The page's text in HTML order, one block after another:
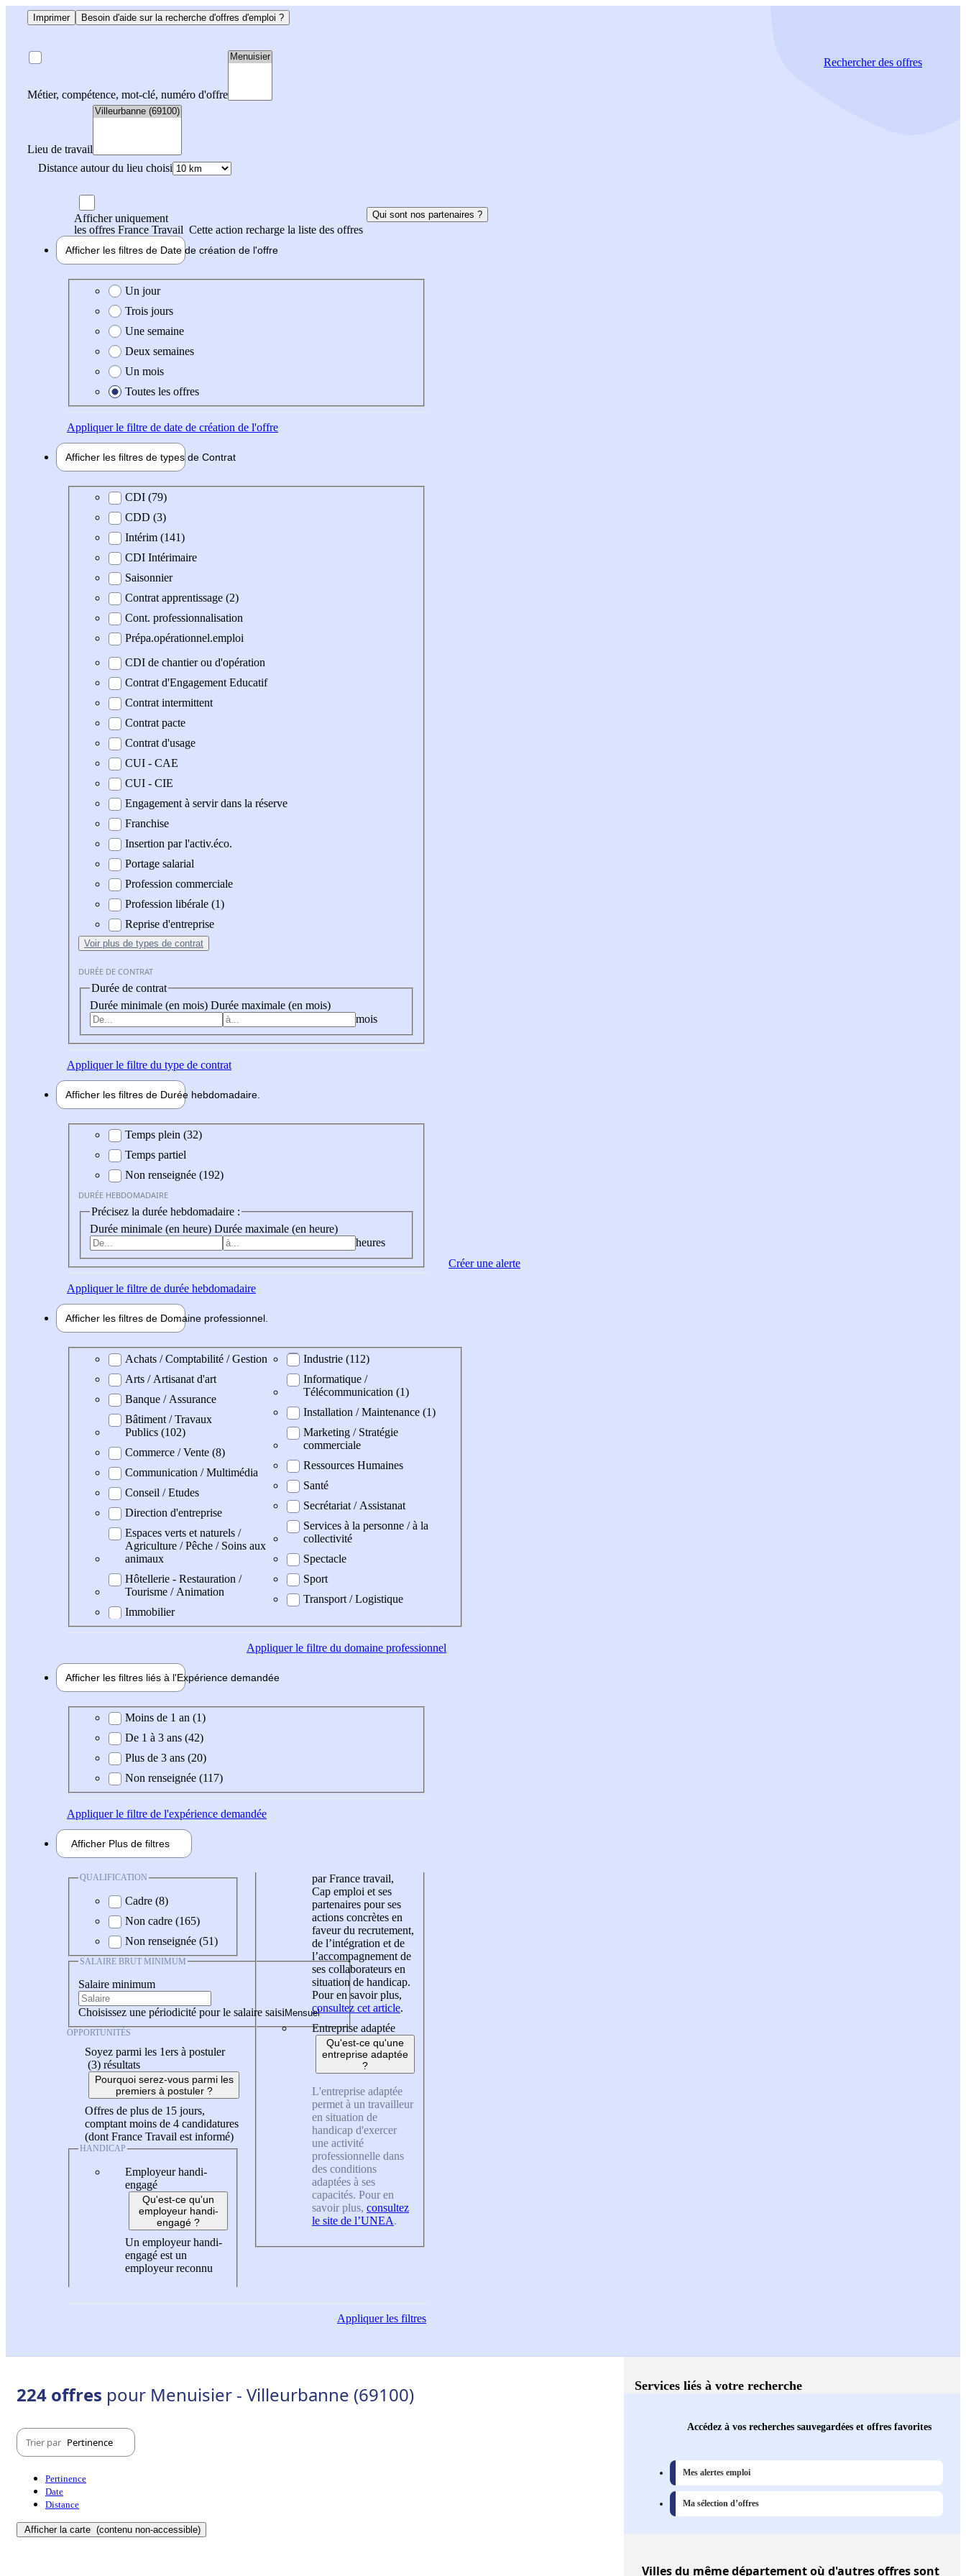
Imprimer Besoin d'aide sur la recherche d'offres d'emploi ?
Métier, compétence, mot-clé, numéro d'offre
Lieu de travail
Distance autour du lieu choisi
Rechercherdes offres
Afficher uniquement
les offres France Travail Cette action recharge la liste des offres
Qui sont nos partenaires ?
Afficher les filtres de Date de création de l'offre
Date de création de l'offre
Un jour
Trois jours
Une semaine
Deux semaines
Un mois
Toutes les offres
Appliquerle filtre de date de création de l'offre
Afficher les filtres de types de Contrat
Type de contratCDI (79)
CDD (3)
Intérim (141)
CDI Intérimaire
Saisonnier
Contrat apprentissage (2)
Cont. professionnalisation
Prépa.opérationnel.emploi
CDI de chantier ou d'opération
Contrat d'Engagement Educatif
Contrat intermittent
Contrat pacte
Contrat d'usage
CUI - CAE
CUI - CIE
Engagement à servir dans la réserve
Franchise
Insertion par l'activ.éco.
Portage salarial
Profession commerciale
Profession libérale (1)
Reprise d'entreprise
Voir plus de types de contrat
DURÉE DE CONTRAT
Durée de contrat
Durée minimale (en mois) Durée maximale (en mois)
mois
Appliquerle filtre du type de contrat
Afficher les filtres de Durée hebdomadaire
Durée hebdomadaire
Temps plein (32)
Temps partiel
Non renseignée (192)
DURÉE HEBDOMADAIRE
Précisez la durée hebdomadaire :
Durée minimale (en heure) Durée maximale (en heure)
heures
Appliquerle filtre de durée hebdomadaire
Afficher les filtres de Domaine professionnel
Domaine professionel
Achats / Comptabilité / Gestion
Arts / Artisanat d'art
Banque / Assurance
Bâtiment / Travaux
Publics (102)
Commerce / Vente (8)
Communication / Multimédia
Conseil / Etudes
Direction d'entreprise
Espaces verts et naturels /
Agriculture / Pêche / Soins aux
animaux
Hôtellerie - Restauration /
Tourisme / Animation
Immobilier
Industrie (112)
Informatique /
Télécommunication (1)
Installation / Maintenance (1)
Marketing / Stratégie
commerciale
Ressources Humaines
Santé
Secrétariat / Assistanat
Services à la personne / à la
collectivité
Spectacle
Sport
Transport / Logistique
Appliquerle filtre du domaine professionnel
Afficher les filtres liés à l'Expérience demandée
Expérience demandée
Moins de 1 an (1)
De 1 à 3 ans (42)
Plus de 3 ans (20)
Non renseignée (117)
Appliquerle filtre de l'expérience demandée
Afficher Plus de filtres
QUALIFICATION
Cadre (8)
Non cadre (165)
Non renseignée (51)
SALAIRE BRUT MINIMUM
Salaire minimum
Choisissez une périodicité pour le salaire saisi
OPPORTUNITÉS
Soyez parmi les 1ers à postuler
(3) résultats
Pourquoi serez-vous parmi les
premiers à postuler ?
Offres de plus de 15 jours,
comptant moins de 4 candidatures
(dont France Travail est informé)
HANDICAP
Employeur handi-
engagé
Qu'est-ce qu'un
employeur handi-
engagé ?
Un employeur handi-
engagé est un
employeur reconnu
par France travail,
Cap emploi et ses
partenaires pour ses
actions concrètes en
faveur du recrutement,
de l’intégration et de
l’accompagnement de
ses collaborateurs en
situation de handicap.
Pour en savoir plus,
consultez cet article.
Entreprise adaptée
Qu'est-ce qu'une
entreprise adaptée
?
L'entreprise adaptée
permet à un travailleur
en situation de
handicap d'exercer
une activité
professionnelle dans
des conditions
adaptées à ses
capacités. Pour en
savoir plus, consultez
le site de l’UNEA.
Appliquerles filtres
Créer une alerte
224 offres pour Menuisier - Villeurbanne (69100)
Trier par Pertinence
Pertinence
Date
Distance
Afficher la carte (contenu non-accessible)
Services liés à votre recherche
Accédez à vos recherches sauvegardées et offres favorites
Mes alertes emploi
Ma sélection d’offres
Villesdu même département où d'autres offres sont